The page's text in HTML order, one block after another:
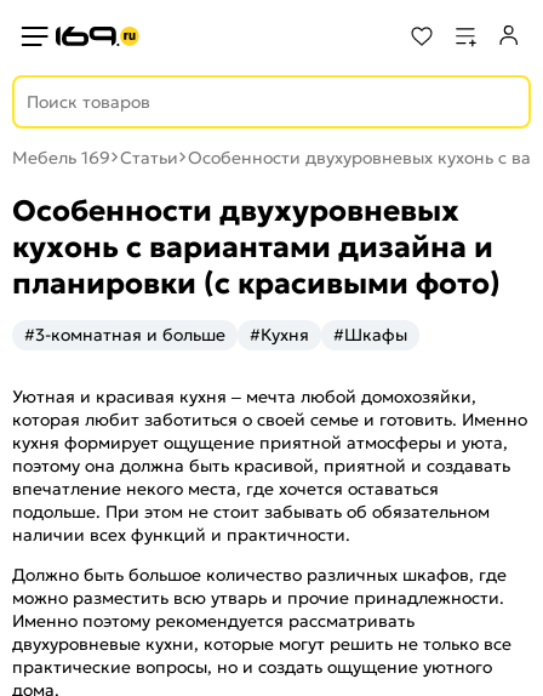
Мебель 169 Статьи Особенности двухуровневых кухонь с
Особенности двухуровневых
кухонь с вариантами дизайна и
планировки (с красивыми фото)
#3-комнатная и больше #Кухня #Шкафы
Уютная и красивая кухня – мечта любой домохозяйки,
которая любит заботиться о своей семье и готовить. Именно
кухня формирует ощущение приятной атмосферы и уюта,
поэтому она должна быть красивой, приятной и создавать
впечатление некого места, где хочется оставаться
подольше. При этом не стоит забывать об обязательном
наличии всех функций и практичности.
Должно быть большое количество различных шкафов, где
можно разместить всю утварь и прочие принадлежности.
Именно поэтому рекомендуется рассматривать
двухуровневые кухни, которые могут решить не только все
практические вопросы, но и создать ощущение уютного
дома.